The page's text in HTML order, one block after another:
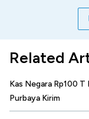
Related
Kas Negara Rp100
Purbaya Kirim